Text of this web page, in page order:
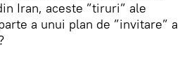
Iran, aceste ”tiruri” ale
a unui plan de ”invitare” a